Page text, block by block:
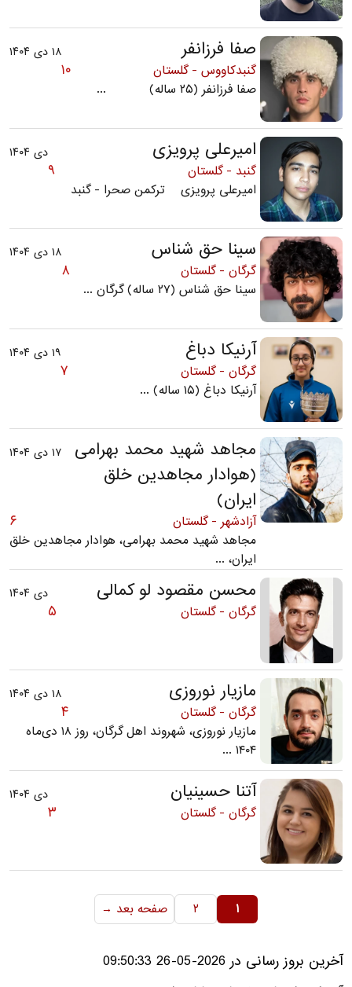
۱۸ دی ۱۴۰۴ صفا فرزانفر
۱۰
گنبدکاووس - گلستان
صفا فرزانفر (۲۵ ساله) ...
دی ۱۴۰۴ امیرعلی پرویزی
۹
گنبد - گلستان
امیرعلی پرویزی ترکمن صحرا - گنبد
۱۸ دی ۱۴۰۴ سینا حق شناس
۸
گرگان - گلستان
سینا حق شناس (۲۷ ساله) گرگان ...
۱۹ دی ۱۴۰۴ آرنیکا دباغ
۷
گرگان - گلستان
آرنیکا دباغ (۱۵ ساله) ...
۱۷ دی ۱۴۰۴
مجاهد شهید محمد بهرامی
(هوادار مجاهدين خلق
ايران)
۶
آزادشهر - گلستان
مجاهد شهید محمد بهرامی، هوادار مجاهدین خلق
ایران، ...
دی ۱۴۰۴ محسن مقصود لو کمالی
۵ گرگان - گلستان
۱۸ دی ۱۴۰۴ مازیار نوروزی
۴
گرگان - گلستان
مازیار نوروزی، شهروند اهل گرگان، روز ۱۸ دی‌ماه
۱۴۰۴ ...
دی ۱۴۰۴ آتنا حسینیان
۳ گرگان - گلستان
۱ ۲ صفحه بعد →
آخرین بروز رسانی در 2026-05-26 09:50:33